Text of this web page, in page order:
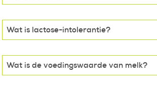
Wat is lactose-intolerantie?
Wat is de voedingswaarde van melk?